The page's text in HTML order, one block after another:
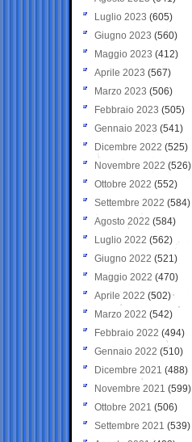
Luglio 2023 (605)
Giugno 2023 (560)
Maggio 2023 (412)
Aprile 2023 (567)
Marzo 2023 (506)
Febbraio 2023 (505)
Gennaio 2023 (541)
Dicembre 2022 (525)
Novembre 2022 (526)
Ottobre 2022 (552)
Settembre 2022 (584)
Agosto 2022 (584)
Luglio 2022 (562)
Giugno 2022 (521)
Maggio 2022 (470)
Aprile 2022 (502)
Marzo 2022 (542)
Febbraio 2022 (494)
Gennaio 2022 (510)
Dicembre 2021 (488)
Novembre 2021 (599)
Ottobre 2021 (506)
Settembre 2021 (539)